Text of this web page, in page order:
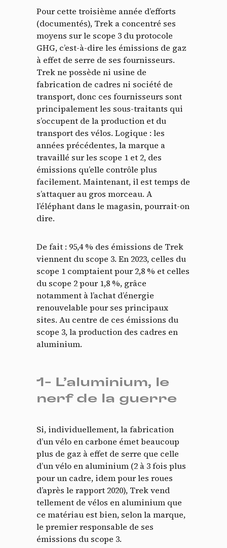
Pour cette troisième année d’efforts
(documentés), Trek a concentré ses
moyens sur le scope 3 du protocole
GHG, c’est-à-dire les émissions de gaz
à effet de serre de ses fournisseurs.
Trek ne possède ni usine de
fabrication de cadres ni société de
transport, donc ces fournisseurs sont
principalement les sous-traitants qui
s’occupent de la production et du
transport des vélos. Logique : les
années précédentes, la marque a
travaillé sur les scope 1 et 2, des
émissions qu’elle contrôle plus
facilement. Maintenant, il est temps de
s’attaquer au gros morceau. A
l’éléphant dans le magasin, pourrait-on
dire.
De fait : 95,4 % des émissions de Trek
viennent du scope 3. En 2023, celles du
scope 1 comptaient pour 2,8 % et celles
du scope 2 pour 1,8 %, grâce
notamment à l’achat d’énergie
renouvelable pour ses principaux
sites. Au centre de ces émissions du
scope 3, la production des cadres en
aluminium.
1- L’aluminium, le
nerf de la guerre
Si, individuellement, la fabrication
d’un vélo en carbone émet beaucoup
plus de gaz à effet de serre que celle
d’un vélo en aluminium (2 à 3 fois plus
pour un cadre, idem pour les roues
d’après le rapport 2020), Trek vend
tellement de vélos en aluminium que
ce matériau est bien, selon la marque,
le premier responsable de ses
émissions du scope 3.